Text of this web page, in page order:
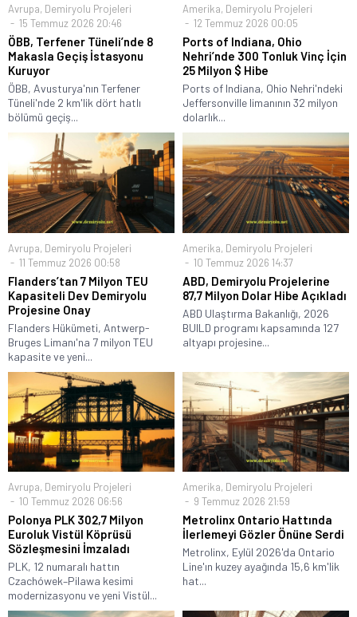
Avrupa, Demiryolu Projeleri
15 Temmuz 2026 20:46
ÖBB, Terfener Tüneli’nde 8
Makasla Geçiş İstasyonu
Kuruyor
ÖBB, Avusturya'nın Terfener
Tüneli'nde 2 km'lik dört hatlı
bölümü geçiş...
Amerika, Demiryolu Projeleri
12 Temmuz 2026 00:05
Ports of Indiana, Ohio
Nehri’nde 300 Tonluk Vinç İçin
25 Milyon $ Hibe
Ports of Indiana, Ohio Nehri'ndeki
Jeffersonville limanının 32 milyon
dolarlık...
Avrupa, Demiryolu Projeleri
11 Temmuz 2026 00:58
Flanders’tan 7 Milyon TEU
Kapasiteli Dev Demiryolu
Projesine Onay
Flanders Hükümeti, Antwerp-
Bruges Limanı'na 7 milyon TEU
kapasite ve yeni...
Amerika, Demiryolu Projeleri
10 Temmuz 2026 14:37
ABD, Demiryolu Projelerine
87,7 Milyon Dolar Hibe Açıkladı
ABD Ulaştırma Bakanlığı, 2026
BUILD programı kapsamında 127
altyapı projesine...
Avrupa, Demiryolu Projeleri
10 Temmuz 2026 06:56
Polonya PLK 302,7 Milyon
Euroluk Vistül Köprüsü
Sözleşmesini İmzaladı
PLK, 12 numaralı hattın
Czachówek–Pilawa kesimi
modernizasyonu ve yeni Vistül...
Amerika, Demiryolu Projeleri
9 Temmuz 2026 21:59
Metrolinx Ontario Hattında
İlerlemeyi Gözler Önüne Serdi
Metrolinx, Eylül 2026'da Ontario
Line'ın kuzey ayağında 15,6 km'lik
hat...